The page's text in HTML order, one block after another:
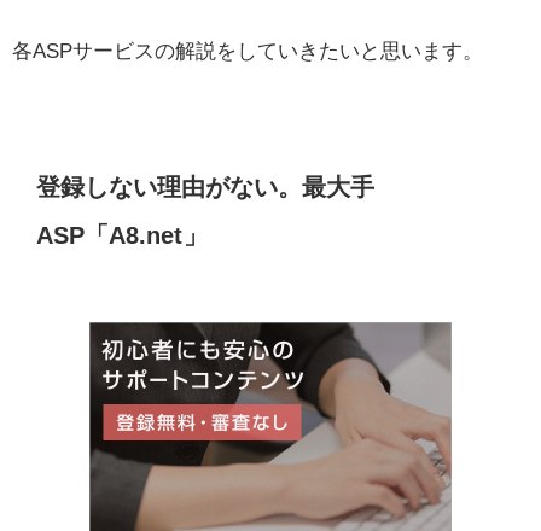
各ASPサービスの解説をしていきたいと思います。
登録しない理由がない。最大手
ASP「A8.net 」